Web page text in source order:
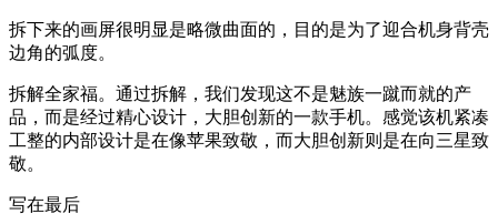
拆下来的画屏很明显是略微曲面的，目的是为了迎合机身背壳
边角的弧度。
拆解全家福。通过拆解，我们发现这不是魅族一蹴而就的产
品，而是经过精心设计，大胆创新的一款手机。感觉该机紧凑
工整的内部设计是在像苹果致敬，而大胆创新则是在向三星致
敬。
写在最后